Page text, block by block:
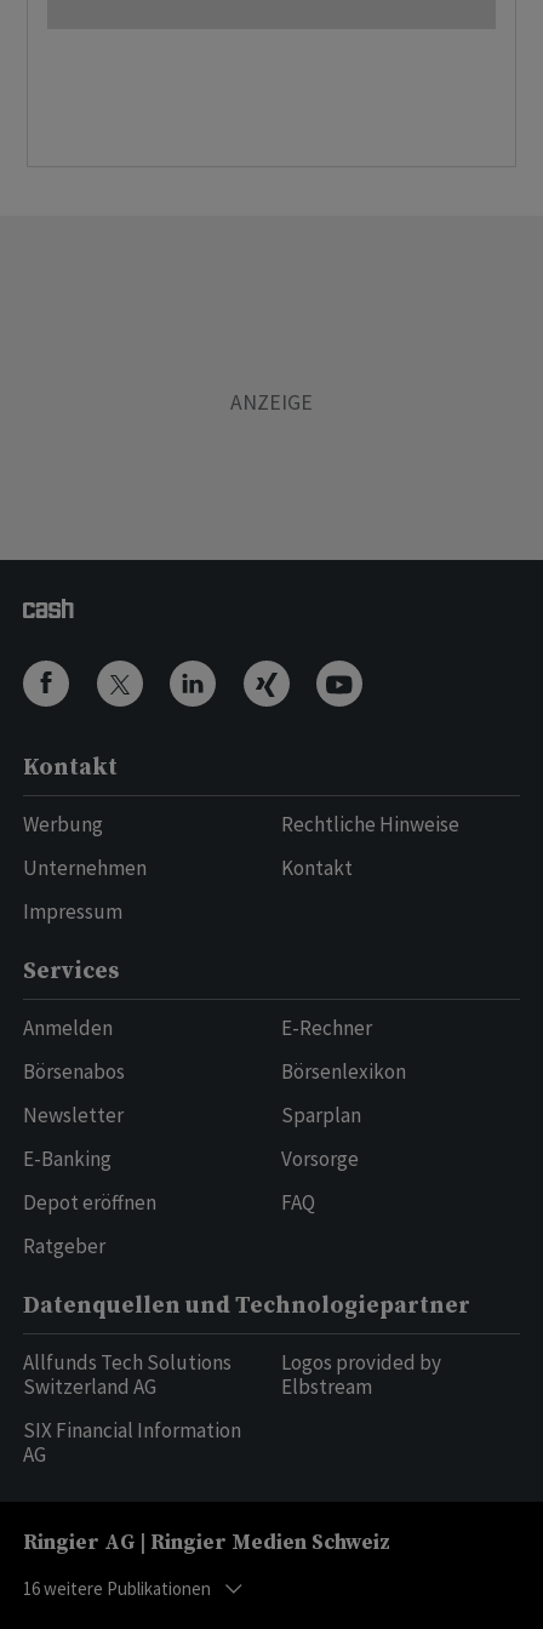
Kontakt
Werbung
Unternehmen
Impressum
Rechtliche Hinweise
Kontakt
Services
Anmelden
Börsenabos
Newsletter
E-Banking
Depot eröffnen
Ratgeber
E-Rechner
Börsenlexikon
Sparplan
Vorsorge
FAQ
Datenquellen und Technologiepartner
Allfunds Tech Solutions
Switzerland AG
SIX Financial Information
AG
Logos provided by
Elbstream
Ringier AG | Ringier Medien Schweiz
16weitere Publikationen